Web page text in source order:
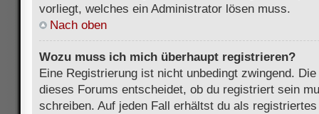
vorliegt, welches ein Administrator lösen muss.
Nach oben
Wozu muss ich mich überhaupt registrieren?
Eine Registrierung ist nicht unbedingt zwingend.
dieses Forums entscheidet, ob du registriert sein
schreiben. Auf jeden Fall erhältst du als